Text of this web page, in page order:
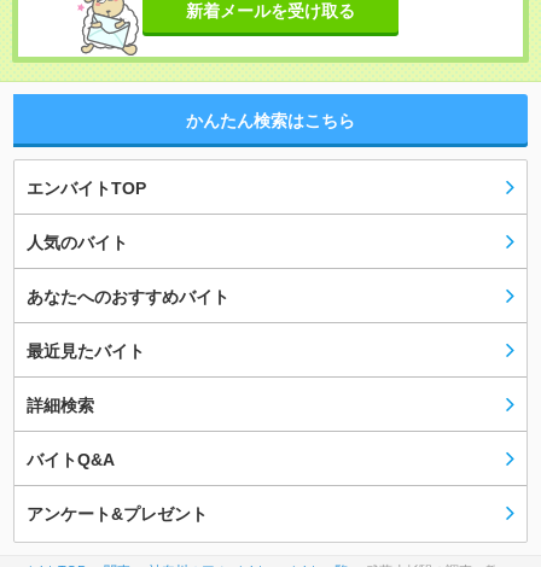
新着メールを受け取る
かんたん検索はこちら
エンバイトTOP
人気のバイト
あなたへのおすすめバイト
最近見たバイト
詳細検索
バイトQ&A
アンケート&プレゼント